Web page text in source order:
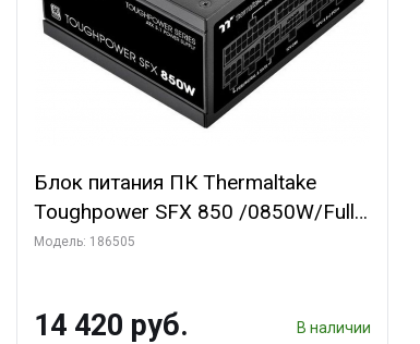
Блок питания ПК Thermaltake
Toughpower SFX 850 /0850W/Fully
Modular/Non Light/Full
Cables/Gen 5
Модель: 186505
14 420 руб. В наличии